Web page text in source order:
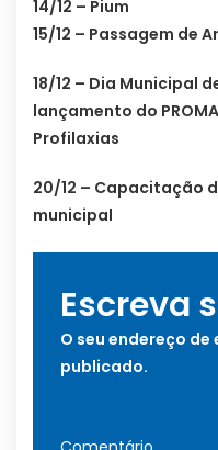
14/12 – Pium
15/12 – Passagem de
18/12 – Dia Municipal
lançamento do
Profilaxias
20/12 – Capacitação
municipal
Escreva
O seu endereço
publicado.